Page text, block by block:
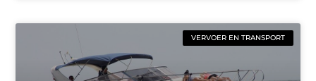
VERVOER EN TRANSPORT